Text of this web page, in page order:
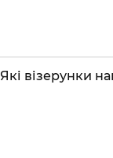
Які візерунки